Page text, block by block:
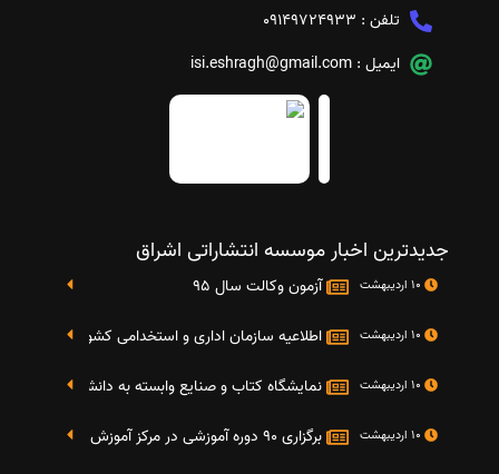
تلفن : 09149724933
ایمیل : isi.eshragh@gmail.com
جدیدترین اخبار موسسه انتشاراتی اشراق
آزمون وکالت سال 95
اطلاعیه سازمان اداری و استخدامی کشور در خصوص
نمایشگاه کتاب و صنایع وابسته به دانشگاه صنعتی شریف 4 الی 8 مهر
برگزاری 90 دوره آموزشی در مرکز آموزش فرهنگی دانشگاه علامه